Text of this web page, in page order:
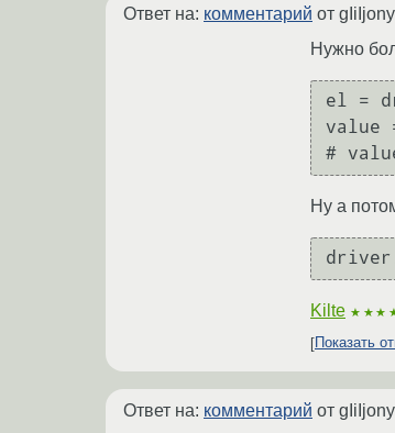
Ответ на: комментарий от gIiIjony
Нужно
el =
value
Ну а
Kilte
Показать
Ответ на: комментарий от gIiIjony